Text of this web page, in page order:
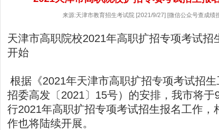
来源:天津市教育招生考试院 [2021/9/27] [微信公众号查成绩
天津市高职院校2021年高职扩招专项考试招
开始
根据《2021年天津市高职扩招专项考试招
招委高发〔2021〕15号）的安排，我市将于
行2021年高职扩招专项考试招生报名工作，
作也将陆续开展。